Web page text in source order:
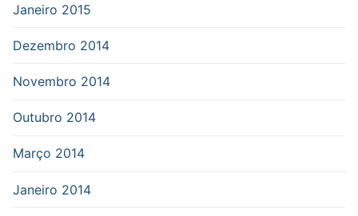
Janeiro 2015
Dezembro 2014
Novembro 2014
Outubro 2014
Março 2014
Janeiro 2014